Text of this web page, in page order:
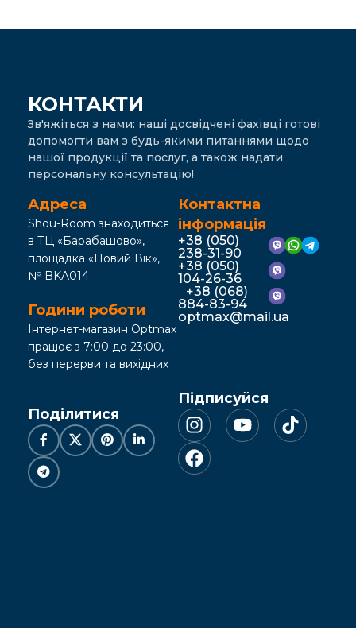
КОНТАКТИ
Зв'яжіться з нами: наші досвідчені фахівці готові
допомогти вам з будь-якими питаннями щодо
нашої продукції та послуг, а також надати
персональну консультацію!
Адреса
Shou-Room знаходиться
в ТЦ «Барабашово»,
площадка «Новий Вік»,
№ BKA014
Години роботи
Інтернет-магазин Optmax
працює з 7:00 до 23:00,
без перерви та вихідних
Контактна
інформація
+38 (050)
238-31-90
+38 (050)
104-26-36
+38 (068)
884-83-94
optmax@mail.ua
Поділитися
Підписуйся